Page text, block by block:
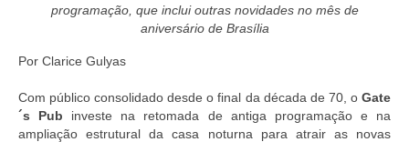
programação, que inclui outras novidades no mês de
aniversário de Brasília
Por Clarice Gulyas
Com público consolidado desde o final da década de 70, o Gate
´s Pub investe na retomada de antiga programação e na
ampliação estrutural da casa noturna para atrair as novas